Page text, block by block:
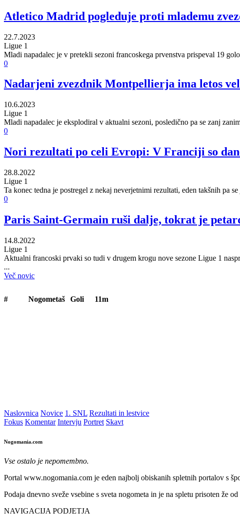
Atletico Madrid pogleduje proti mlademu
22.7.2023
Ligue 1
Mladi napadalec je v pretekli sezoni francoskega prvenstva prispeval 19
0
Nadarjeni zvezdnik Montpellierja ima letos
10.6.2023
Ligue 1
Mladi napadalec je eksplodiral v aktualni sezoni, posledično pa se zanj
0
Nori rezultati po celi Evropi: V Franciji so
28.8.2022
Ligue 1
Ta konec tedna je postregel z nekaj neverjetnimi rezultati, eden takšnih pa
0
Paris Saint-Germain ruši dalje, tokrat je
14.8.2022
Ligue 1
Aktualni francoski prvaki so tudi v drugem krogu nove sezone Ligue 1
...
Več novic
# Nogometaš Goli 11m
Naslovnica Novice 1. SNL Rezultati in lestvice
Fokus Komentar Intervju Portret Skavt
Nogomania.com
Vse ostalo je nepomembno.
Portal www.nogomania.com je eden najbolj obiskanih spletnih portalov s
Podaja dnevno sveže vsebine s sveta nogometa in je na spletu prisoten že od
NAVIGACIJA PODJETJA